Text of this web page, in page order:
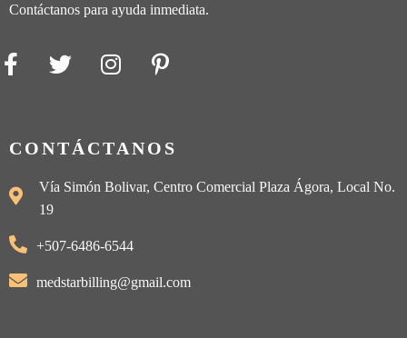
Contáctanos para ayuda inmediata.
CONTÁCTANOS
Vía Simón Bolivar, Centro Comercial Plaza Ágora, Local No.
19
+507-6486-6544
medstarbilling@gmail.com